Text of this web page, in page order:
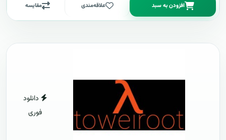
افزودن به سبد علاقه‌مندی مقایسه
دانلود
فوری